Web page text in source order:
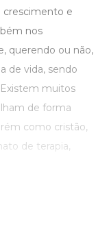
crescimento e
nos
querendo ou não,
de vida, sendo
Existem muitos
de forma
como cristão,
de terapia,